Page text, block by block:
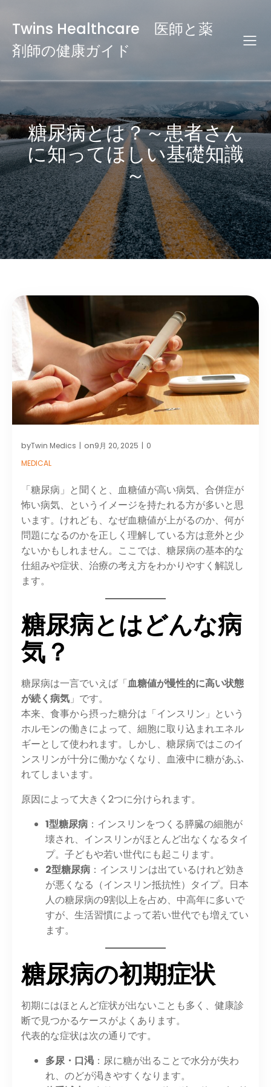
Twins Healthcare 医師と薬
剤師の健康ガイド
糖尿病とは？～患者さん
に知ってほしい基礎知識
～
byTwin Medics | on9月 20, 2025 | 0
MEDICAL
「糖尿病」と聞くと、血糖値が高い病気、合併症が
怖い病気、というイメージを持たれる方が多いと思
います。けれども、なぜ血糖値が上がるのか、何が
問題になるのかを正しく理解している方は意外と少
ないかもしれません。ここでは、糖尿病の基本的な
仕組みや症状、治療の考え方をわかりやすく解説し
ます。
糖尿病とはどんな病
気？
糖尿病は一言でいえば「血糖値が慢性的に高い状態
が続く病気 」です。
本来、食事から摂った糖分は「インスリン」という
ホルモンの働きによって、細胞に取り込まれエネル
ギーとして使われます。しかし、糖尿病ではこのイ
ンスリンが十分に働かなくなり、血液中に糖があふ
れてしまいます。
原因によって大きく2つに分けられます。
1型糖尿病 ：インスリンをつくる膵臓の細胞が
壊され、インスリンがほとんど出なくなるタイ
プ。子どもや若い世代にも起こります。
2型糖尿病 ：インスリンは出ているけれど効き
が悪くなる（インスリン抵抗性）タイプ。日本
人の糖尿病の9割以上を占め、中高年に多いで
すが、生活習慣によって若い世代でも増えてい
ます。
糖尿病の初期症状
初期にはほとんど症状が出ないことも多く、健康診
断で見つかるケースがよくあります。
代表的な症状は次の通りです。
多尿・口渇 ：尿に糖が出ることで水分が失わ
れ、のどが渇きやすくなります。